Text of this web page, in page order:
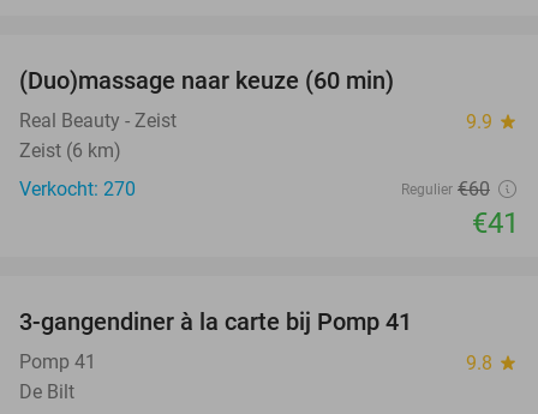
(Duo)massage naar keuze (60 min)
Real Beauty - Zeist 9.9 star
Zeist (6 km)
Verkocht: 270
Regulier €60
€41
3-gangendiner à la carte bij Pomp 41
Pomp 41 9.8 star
De Bilt